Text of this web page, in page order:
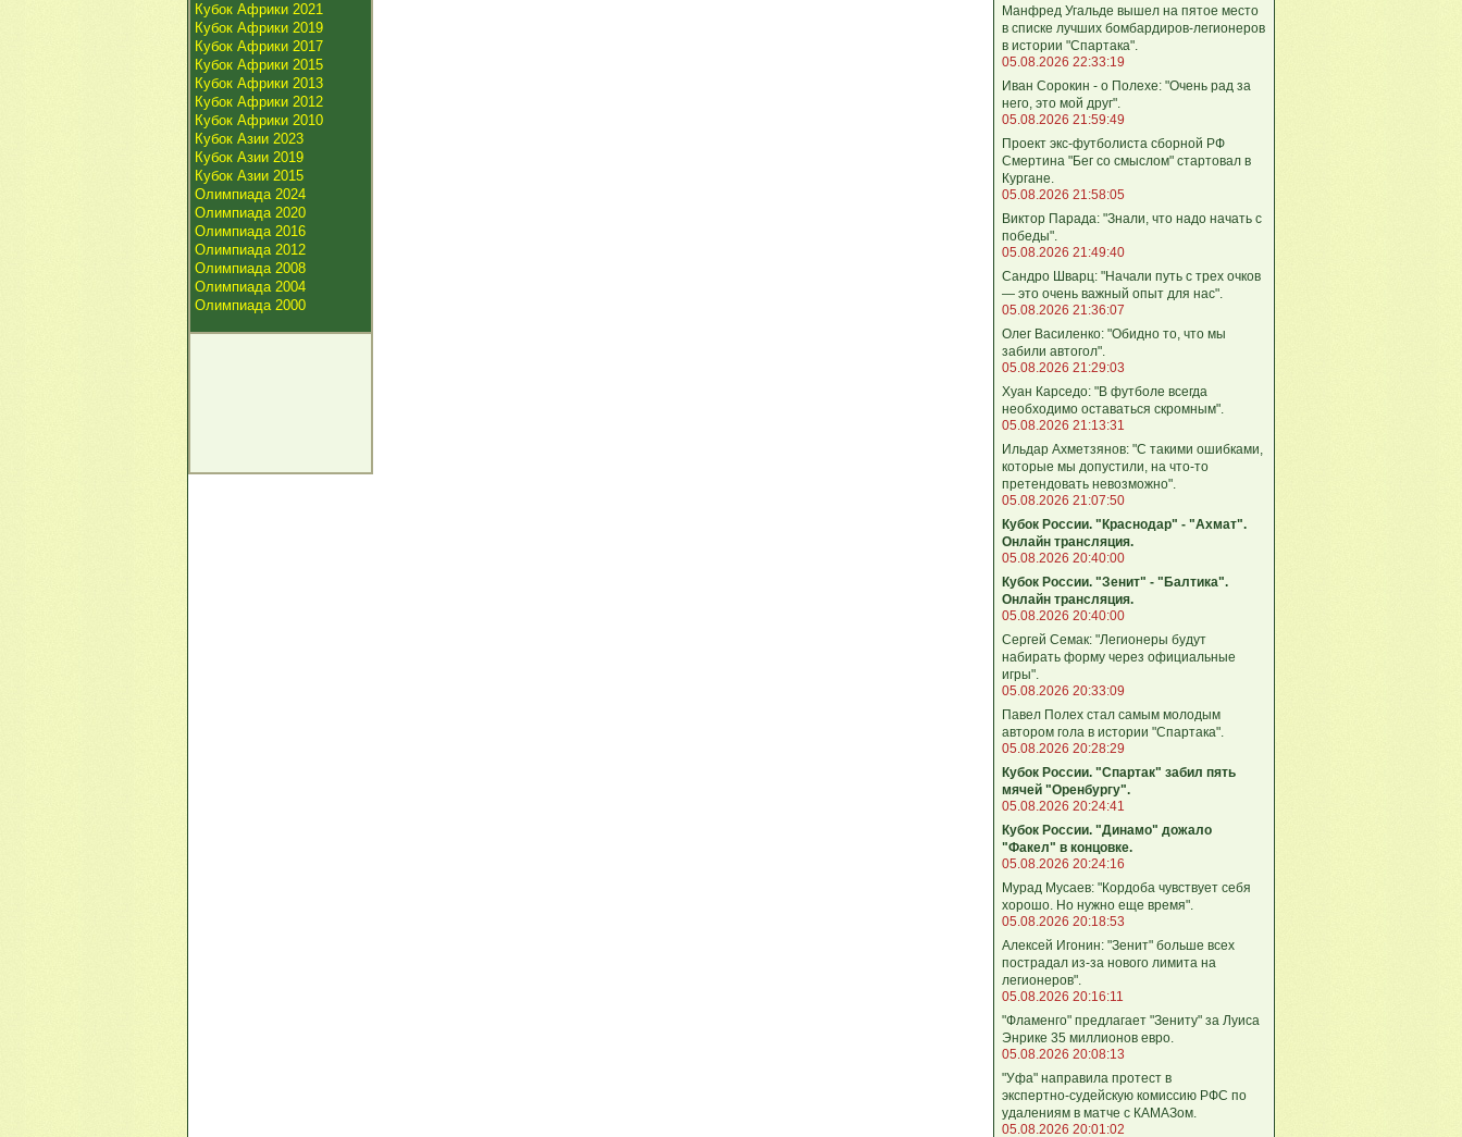
Кубок Африки 2021
Кубок Африки 2019
Кубок Африки 2017
Кубок Африки 2015
Кубок Африки 2013
Кубок Африки 2012
Кубок Африки 2010
Кубок Азии 2023
Кубок Азии 2019
Кубок Азии 2015
Олимпиада 2024
Олимпиада 2020
Олимпиада 2016
Олимпиада 2012
Олимпиада 2008
Олимпиада 2004
Олимпиада 2000
Манфред Угальде вышел на пятое место
в списке лучших бомбардиров-легионеров
в истории "Спартака".
05.08.2026 22:33:19
Иван Сорокин - о Полехе: "Очень рад за
него, это мой друг".
05.08.2026 21:59:49
Проект экс-футболиста сборной РФ
Смертина "Бег со смыслом" стартовал в
Кургане.
05.08.2026 21:58:05
Виктор Парада: "Знали, что надо начать с
победы".
05.08.2026 21:49:40
Сандро Шварц: "Начали путь с трех очков
— это очень важный опыт для нас".
05.08.2026 21:36:07
Олег Василенко: "Обидно то, что мы
забили автогол".
05.08.2026 21:29:03
Хуан Карседо: "В футболе всегда
необходимо оставаться скромным".
05.08.2026 21:13:31
Ильдар Ахметзянов: "С такими ошибками,
которые мы допустили, на что‑то
претендовать невозможно".
05.08.2026 21:07:50
Кубок России. "Краснодар" - "Ахмат".
Онлайн трансляция.
05.08.2026 20:40:00
Кубок России. "Зенит" - "Балтика".
Онлайн трансляция.
05.08.2026 20:40:00
Сергей Семак: "Легионеры будут
набирать форму через официальные
игры".
05.08.2026 20:33:09
Павел Полех стал самым молодым
автором гола в истории "Спартака".
05.08.2026 20:28:29
Кубок России. "Спартак" забил пять
мячей "Оренбургу".
05.08.2026 20:24:41
Кубок России. "Динамо" дожало
"Факел" в концовке.
05.08.2026 20:24:16
Мурад Мусаев: "Кордоба чувствует себя
хорошо. Но нужно еще время".
05.08.2026 20:18:53
Алексей Игонин: "Зенит" больше всех
пострадал из-за нового лимита на
легионеров".
05.08.2026 20:16:11
"Фламенго" предлагает "Зениту" за Луиса
Энрике 35 миллионов евро.
05.08.2026 20:08:13
"Уфа" направила протест в
экспертно‑судейскую комиссию РФС по
удалениям в матче с КАМАЗом.
05.08.2026 20:01:02